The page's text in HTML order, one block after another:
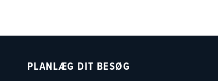
PLANLÆG DIT BESØG